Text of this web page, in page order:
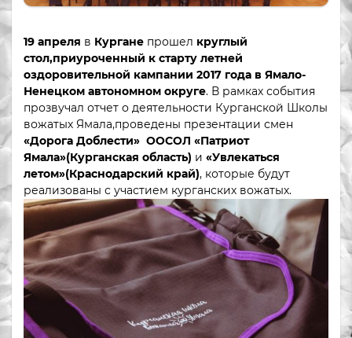
19 апреля в Кургане прошел круглый
стол,приуроченный к старту летней
оздоровительной кампании 2017 года в Ямало-
Ненецком автономном округе. В рамках события
прозвучал отчет о деятельности Курганской Школы
вожатых Ямала,проведены презентации смен
«Дорога Доблести» ООСОЛ «Патриот
Ямала»(Курганская область) и «Увлекаться
летом»(Краснодарский край), которые будут
реализованы с участием курганских вожатых.